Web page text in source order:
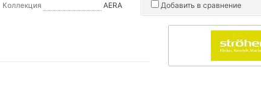
Коллекция AERA Добавить в сравнение